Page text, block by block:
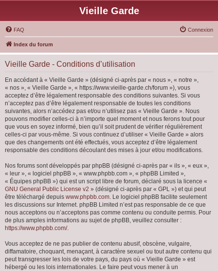
Vieille Garde
FAQ Connexion
Index du forum
Vieille Garde - Conditions d’utilisation
En accédant à « Vieille Garde » (désigné ci-après par « nous », « notre »,
« nos », « Vieille Garde », « https://www.vieille-garde.ch/forum »), vous
acceptez d’être légalement responsable des conditions suivantes. Si vous
n’acceptez pas d’être légalement responsable de toutes les conditions
suivantes, alors n’accédez pas et/ou n’utilisez pas « Vieille Garde ». Nous
pouvons modifier celles-ci à n’importe quel moment et nous ferons tout pour
que vous en soyez informé, bien qu’il soit prudent de vérifier régulièrement
celles-ci par vous-même. Si vous continuez d’utiliser « Vieille Garde » alors
que des changements ont été effectués, vous acceptez d’être légalement
responsable des conditions découlant des mises à jour et/ou modifications.
Nos forums sont développés par phpBB (désigné ci-après par « ils », « eux »,
« leur », « logiciel phpBB », « www.phpbb.com », « phpBB Limited »,
« Équipes phpBB ») qui est un script libre de forum, déclaré sous la licence «
GNU General Public License v2 » (désigné ci-après par « GPL ») et qui peut
être téléchargé depuis www.phpbb.com. Le logiciel phpBB facilite seulement
les discussions sur Internet. phpBB Limited n’est pas responsable de ce que
nous acceptons ou n’acceptons pas comme contenu ou conduite permis. Pour
de plus amples informations au sujet de phpBB, veuillez consulter :
https://www.phpbb.com/.
Vous acceptez de ne pas publier de contenu abusif, obscène, vulgaire,
diffamatoire, choquant, menaçant, à caractère sexuel ou tout autre contenu qui
peut transgresser les lois de votre pays, du pays où « Vieille Garde » est
hébergé ou les lois internationales. Le faire peut vous mener à un